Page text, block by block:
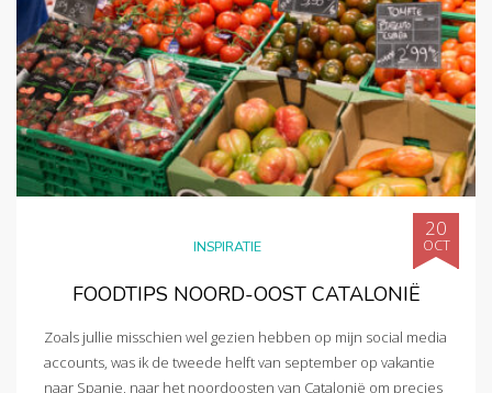
INSPIRATIE
20
OCT
FOODTIPS NOORD-OOST CATALONIË
Zoals jullie misschien wel gezien hebben op mijn social media
accounts, was ik de tweede helft van september op vakantie
naar Spanje, naar het noordoosten van Catalonië om precies